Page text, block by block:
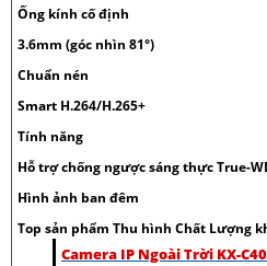
Ống kính cố định
3.6mm (góc nhìn 81°)
Chuẩn nén
Smart H.264/H.265+
Tính năng
Hỗ trợ chống ngược sáng thực True-
Hình ảnh ban đêm
Top sản phẩm Thu hình Chất Lượng
Camera IP Ngoài Trời KX-